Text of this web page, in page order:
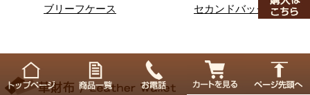
ブリーフケース セカンドバッグ